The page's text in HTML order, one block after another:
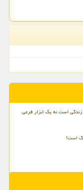
زندگی است نه یک ابزار فرعی
است!